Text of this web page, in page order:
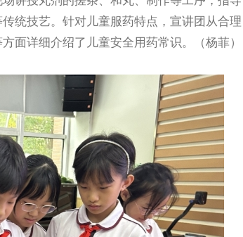
统技艺。针对儿童服药特点，宣讲团从合理
面详细介绍了儿童安全用药常识。（杨菲）